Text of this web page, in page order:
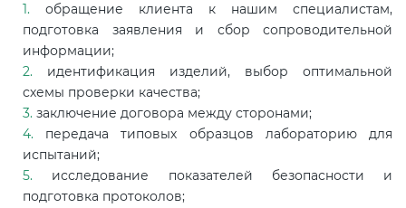
обращение клиента к нашим специалистам,
подготовка заявления и сбор сопроводительной
информации;
идентификация изделий, выбор оптимальной
схемы проверки качества;
заключение договора между сторонами;
передача типовых образцов лабораторию для
испытаний;
исследование показателей безопасности и
подготовка протоколов;